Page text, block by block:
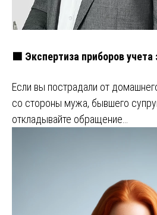
🟩 Экспертиза приборов учета
Если вы пострадали от
со стороны мужа, бывшего
откладывайте обращение…